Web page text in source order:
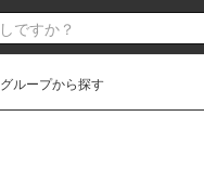
グループから探す